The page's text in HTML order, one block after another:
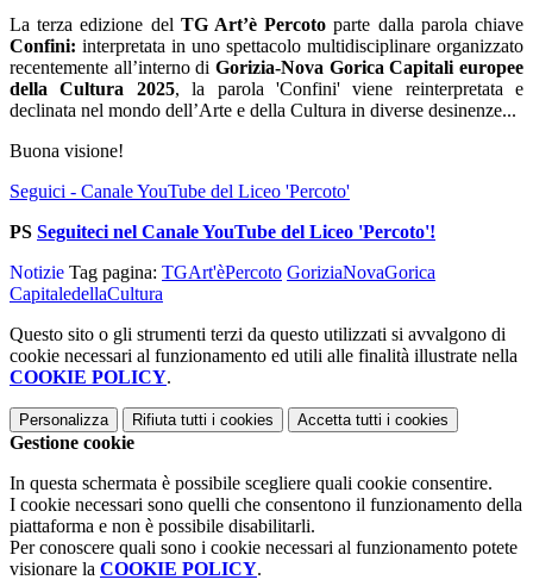
La terza edizione del TG Art’è Percotoparte dalla parola chiave
Confini: interpretata in uno spettacolo multidisciplinare organizzato
recentemente all’interno di Gorizia-Nova Gorica Capitali europee
della Cultura 2025, la parola 'Confini' viene reinterpretata e
declinata nel mondo dell’Arte e della Cultura in diverse desinenze...
Buona visione!
Seguici - Canale YouTube del Liceo 'Percoto'
PS Seguiteci nel Canale YouTube del Liceo 'Percoto'!
Notizie Tag pagina: TGArt'èPercoto GoriziaNovaGorica
CapitaledellaCultura
Questo sito o gli strumenti terzi da questo utilizzati si avvalgono di
cookie necessari al funzionamento ed utili alle finalità illustrate nella
COOKIE POLICY.
Personalizza Rifiuta tutti i cookies Accetta tutti i cookies
Gestione cookie
In questa schermata è possibile scegliere quali cookie consentire.
I cookie necessari sono quelli che consentono il funzionamento della
piattaforma e non è possibile disabilitarli.
Per conoscere quali sono i cookie necessari al funzionamento potete
visionare la COOKIE POLICY.